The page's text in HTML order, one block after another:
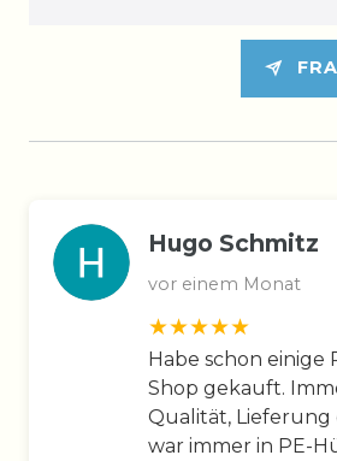
Hugo Schmitz
vor einem Monat
Habe schon einige
Shop gekauft.
Qualität,
war immer in PE-